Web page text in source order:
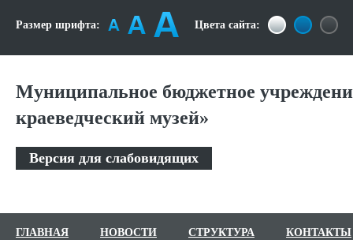
Размер шрифта: Цвета сайта:
Муниципальное бюджетное
краеведческий музей»
Версия для слабовидящих
ГЛАВНАЯ НОВОСТИ СТРУКТУРА КОНТАКТЫ